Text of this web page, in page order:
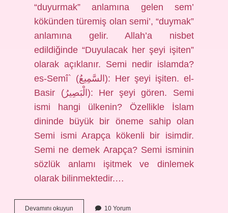
“duyurmak” anlamına gelen sem’
kökünden türemiş olan semi’, “duymak”
anlamına gelir. Allah’a nisbet
edildiğinde “Duyulacak her şeyi işiten”
olarak açıklanır. Semi nedir islamda?
es-Semî` (السَّمِيعُ): Her şeyi işiten. el-
Basir (الْبَصِيرُ): Her şeyi gören. Semi
ismi hangi ülkenin? Özellikle İslam
dininde büyük bir öneme sahip olan
Semi ismi Arapça kökenli bir isimdir.
Semi ne demek Arapça? Semi isminin
sözlük anlamı işitmek ve dinlemek
olarak bilinmektedir.…
Devamını okuyun 10 Yorum